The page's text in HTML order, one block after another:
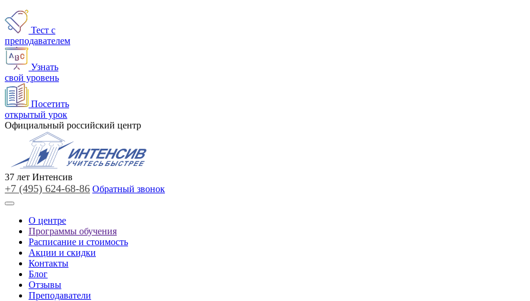
Тест с
преподавателем
Узнать
свой уровень
Посетить
открытый урок
Официальный российский центр
37 лет Интенсив
+7 (495) 624-68-86 Обратный звонок
О центре
Программы обучения
Расписание и стоимость
Акции и скидки
Контакты
Блог
Отзывы
Преподаватели